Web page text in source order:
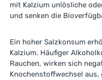
mit Kalzium unlösliche
und senken die
Ein hoher Salzkonsum
Kalzium. Häufiger
Rauchen, wirken sich
Knochenstoffwechsel